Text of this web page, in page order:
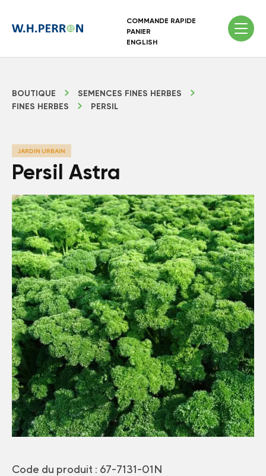
COMMANDE RAPIDE
PANIER
ENGLISH
BOUTIQUE
SEMENCES FINES HERBES
FINES HERBES
PERSIL
JARDIN URBAIN
Persil Astra
Code du produit : 67-7131-01N